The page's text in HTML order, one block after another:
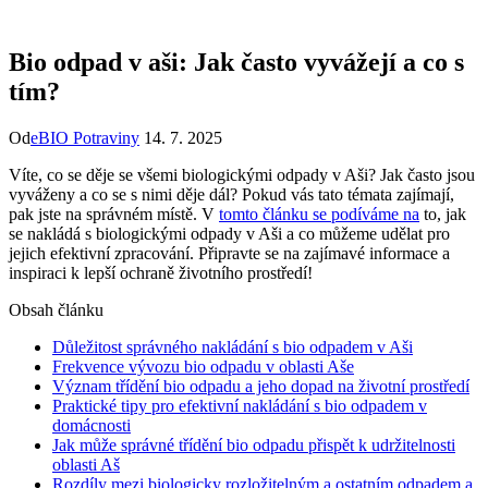
Bio odpad v aši: Jak často vyvážejí a co s
tím?
OdeBIO Potraviny 14. 7. 2025
Víte,​ co se děje se ‌všemi ⁤biologickými odpady⁤ v Aši?⁢ Jak ‍často jsou
vyváženy⁢ a co ​se s⁢ nimi děje dál? Pokud vás tato témata ⁤zajímají,
pak jste‍ na správném místě. V tomto článku se podíváme na to, jak
se nakládá‌ s biologickými​ odpady v⁣ Aši a co můžeme udělat pro
jejich efektivní zpracování. Připravte⁢ se na‍ zajímavé informace a
inspiraci k lepší ‌ochraně životního‌ prostředí!
Obsah článku
Důležitost správného nakládání s bio ‌odpadem v Aši
Frekvence ⁣vývozu bio odpadu ‌v ⁢oblasti⁣ Aše
Význam třídění bio⁤ odpadu a‌ jeho ‍dopad⁣ na životní prostředí
Praktické tipy ⁢pro efektivní nakládání ⁤s bio‍ odpadem v
domácnosti
Jak ​může správné třídění bio ​odpadu přispět k udržitelnosti
oblasti‍ Aš
Rozdíly mezi​ biologicky rozložitelným a ⁣ostatním ‌odpadem a